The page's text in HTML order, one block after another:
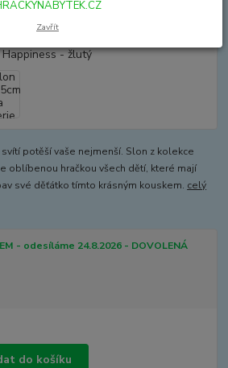
svítí potěší vaše nejmenší. Slon z kolekce
oblíbenou hračkou všech dětí, které mají
své děťátko tímto krásným kouskem. celý
- odesíláme 24.8.2026 - DOVOLENÁ
do košíku
Zavřít